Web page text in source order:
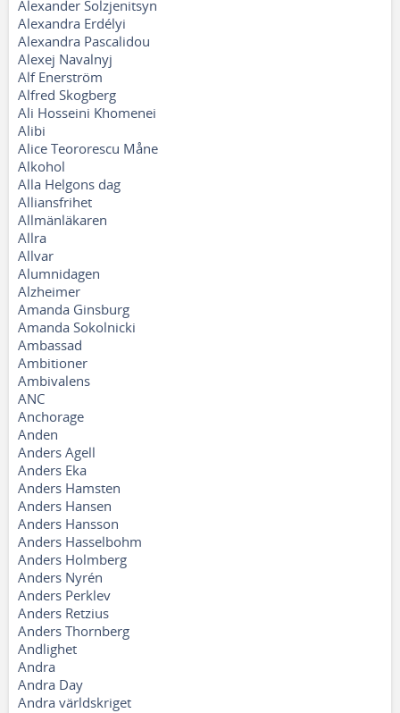
Alexander Solzjenitsyn
Alexandra Erdélyi
Alexandra Pascalidou
Alexej Navalnyj
Alf Enerström
Alfred Skogberg
Ali Hosseini Khomenei
Alibi
Alice Teororescu Måne
Alkohol
Alla Helgons dag
Alliansfrihet
Allmänläkaren
Allra
Allvar
Alumnidagen
Alzheimer
Amanda Ginsburg
Amanda Sokolnicki
Ambassad
Ambitioner
Ambivalens
ANC
Anchorage
Anden
Anders Agell
Anders Eka
Anders Hamsten
Anders Hansen
Anders Hansson
Anders Hasselbohm
Anders Holmberg
Anders Nyrén
Anders Perklev
Anders Retzius
Anders Thornberg
Andlighet
Andra
Andra Day
Andra världskriget